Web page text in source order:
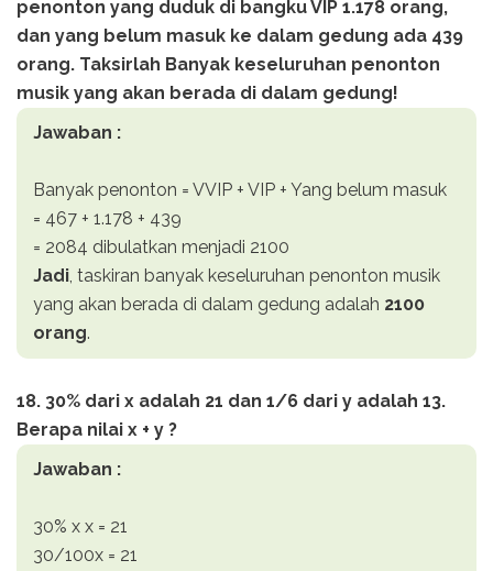
penonton yang duduk di bangku VIP 1.178 orang,
dan yang belum masuk ke dalam gedung ada 439
orang. Taksirlah Banyak keseluruhan penonton
musik yang akan berada di dalam gedung!
Jawaban :
Banyak penonton = VVIP + VIP + Yang belum masuk
= 467 + 1.178 + 439
= 2084 dibulatkan menjadi 2100
Jadi , taskiran banyak keseluruhan penonton musik
yang akan berada di dalam gedung adalah 2100
orang.
18. 30% dari x adalah 21 dan 1/6 dari y adalah 13.
Berapa nilai x + y ?
Jawaban :
30% x x = 21
30/100x = 21